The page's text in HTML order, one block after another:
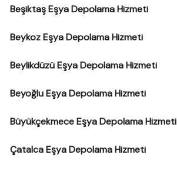
Beşiktaş Eşya Depolama Hizmeti
Beykoz Eşya Depolama Hizmeti
Beylikdüzü Eşya Depolama Hizmeti
Beyoğlu Eşya Depolama Hizmeti
Büyükçekmece Eşya Depolama Hizmeti
Çatalca Eşya Depolama Hizmeti